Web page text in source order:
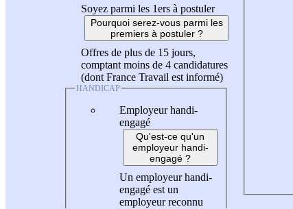
Soyez parmi les 1ers à postuler
Pourquoi serez-vous parmi les
premiers à postuler ?
Offres de plus de 15 jours,
comptant moins de 4 candidatures
(dont France Travail est informé)
HANDICAP
Employeur handi-
engagé
Qu'est-ce qu'un
employeur handi-
engagé ?
Un employeur handi-
engagé est un
employeur reconnu